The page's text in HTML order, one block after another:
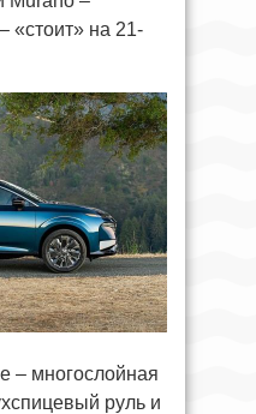
«стоит» на 21-
– многослойная
руль и